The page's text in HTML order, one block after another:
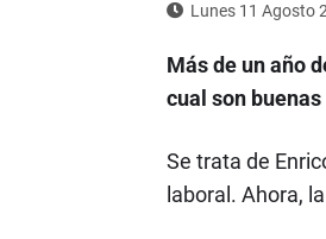
Lunes 11 Agosto
Más de un año
cual son
Se trata de
laboral. Ahora,